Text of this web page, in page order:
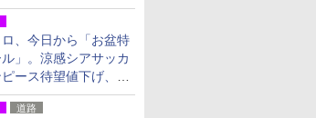
出口」の利用検討を
、今日から「お盆特
」。涼感シアサッカ
ース待望値下げ、撥
ョーツは1990円に
道路